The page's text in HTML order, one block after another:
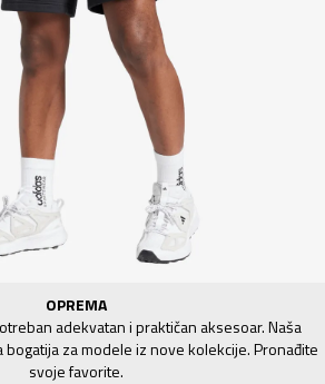
OPREMA
adekvatan i praktičan aksesoar. Naša
za modele iz nove kolekcije. Pronađite
svoje favorite.